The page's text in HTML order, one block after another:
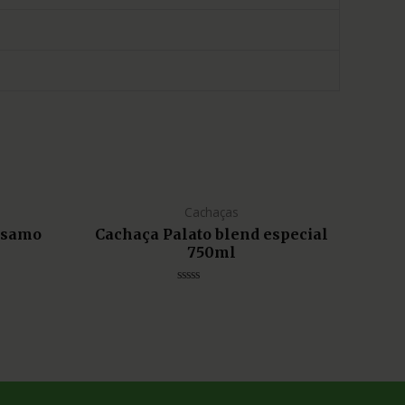
Cachaças
Cachaça Palato blend especial
750ml